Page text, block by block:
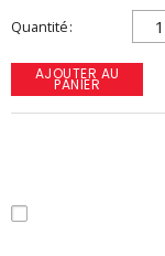
Quantité
AJOUTER AU
PANIER